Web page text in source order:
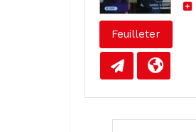
Feuilleter